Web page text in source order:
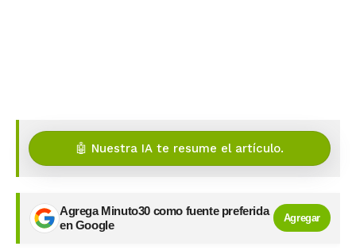
🤖 Nuestra IA te resume el artículo.
Agrega Minuto30 como fuente preferida
en Google
Agregar